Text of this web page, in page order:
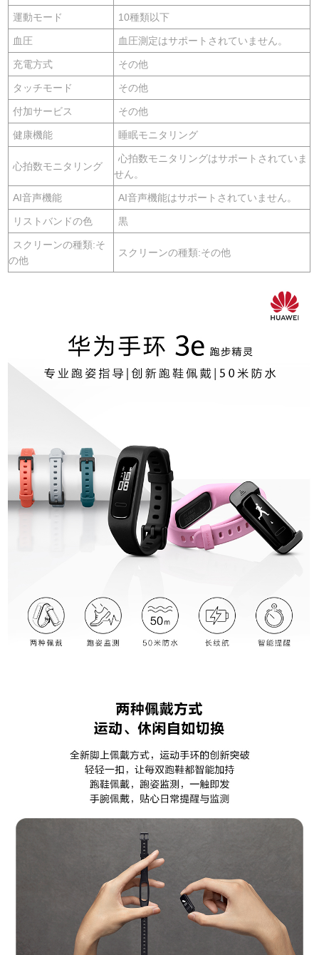
運動モード 10種類以下
血圧 血圧測定はサポートされていません。
充電方式 その他
タッチモード その他
付加サービス その他
健康機能 睡眠モニタリング
心拍数モニタリング
心拍数モニタリングはサポートされていま
せん。
AI音声機能 AI音声機能はサポートされていません。
リストバンドの色 黒
スクリーンの種類:そ
の他
スクリーンの種類:その他